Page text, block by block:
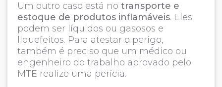
Um outro caso está no transporte e
estoque de produtos inflamáveis. Eles
podem ser líquidos ou gasosos e
liquefeitos. Para atestar o perigo,
também é preciso que um médico ou
engenheiro do trabalho aprovado pelo
MTE realize uma perícia.